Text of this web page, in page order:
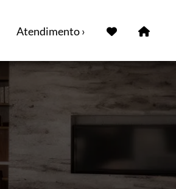
Atendimento ›